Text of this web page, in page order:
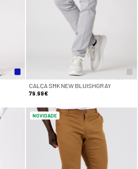
CALÇA SMK NEW BLUISHGRAY
79.99€
NOVIDADE